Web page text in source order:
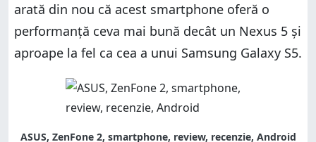
arată din nou că acest smartphone oferă o
performanță ceva mai bună decât un Nexus 5 și
aproape la fel ca cea a unui Samsung Galaxy S5.
ASUS, ZenFone 2, smartphone, review, recenzie, Android